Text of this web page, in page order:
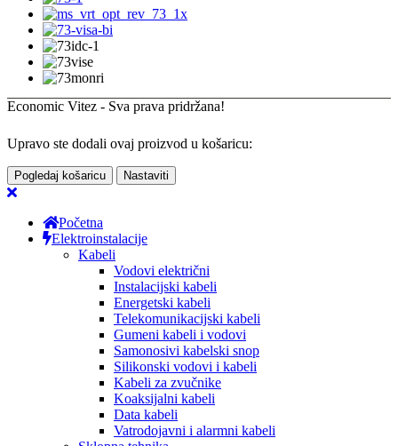
Economic Vitez - Sva prava pridržana!
Upravo ste dodali ovaj proizvod u košaricu:
Pogledaj košaricu Nastaviti
Početna
Elektroinstalacije
Kabeli
Vodovi električni
Instalacijski kabeli
Energetski kabeli
Telekomunikacijski kabeli
Gumeni kabeli i vodovi
Samonosivi kabelski snop
Silikonski vodovi i kabeli
Kabeli za zvučnike
Koaksijalni kabeli
Data kabeli
Vatrodojavni i alarmni kabeli